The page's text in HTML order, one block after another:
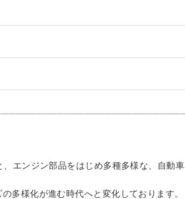
エンジン部品をはじめ多種多様な、自動車
多様化が進む時代へと変化しております。